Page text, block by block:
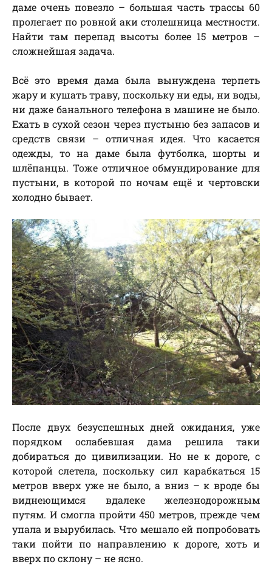
даме очень повезло – большая часть трассы 60
пролегает по ровной аки столешница местности.
Найти там перепад высоты более 15 метров –
сложнейшая задача.
Всё это время дама была вынуждена терпеть
жару и кушать траву, поскольку ни еды, ни воды,
ни даже банального телефона в машине не было.
Ехать в сухой сезон через пустыню без запасов и
средств связи – отличная идея. Что касается
одежды, то на даме была футболка, шорты и
шлёпанцы. Тоже отличное обмундирование для
пустыни, в которой по ночам ещё и чертовски
холодно бывает.
После двух безуспешных дней ожидания, уже
порядком ослабевшая дама решила таки
добираться до цивилизации. Но не к дороге, с
которой слетела, поскольку сил карабкаться 15
метров вверх уже не было, а вниз – к вроде бы
виднеющимся вдалеке железнодорожным
путям. И смогла пройти 450 метров, прежде чем
упала и вырубилась. Что мешало ей попробовать
таки пойти по направлению к дороге, хоть и
вверх по склону – не ясно.